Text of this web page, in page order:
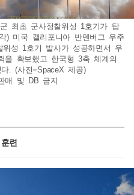
최초 군사정찰위성 1호기가 탑
) 미국 캘리포니아 반덴버그 우주
위성 1호기 발사가 성공하면서 우
을 확보했고 한국형 3축 체계의
. (사진=SpaceX 제공)
매 및 DB 금지
련